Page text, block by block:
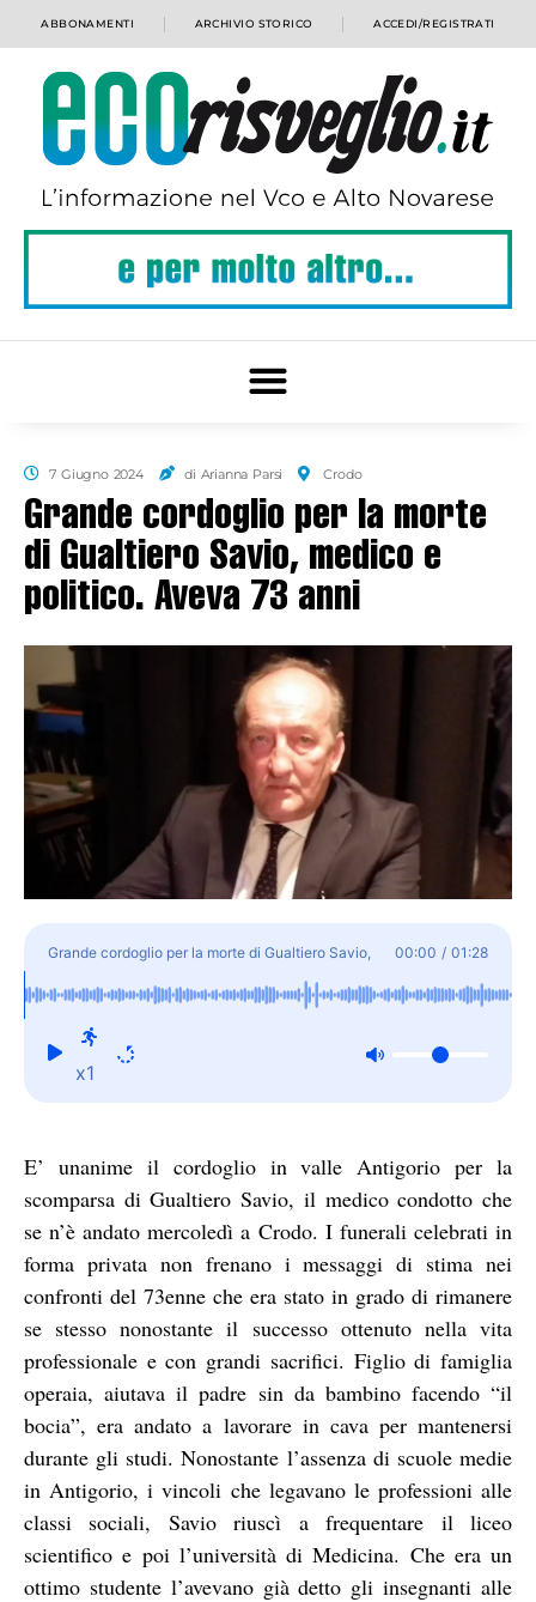
ABBONAMENTI ARCHIVIO STORICO ACCEDI/REGISTRATI
7 Giugno 2024 di Arianna Parsi Crodo
Grande cordoglio per la morte
di Gualtiero Savio, medico e
politico. Aveva 73 anni
Grande cordoglio per la morte di Gualtiero Savio,
medico e politico. Aveva 73 anni
00:00 / 01:28
x1
E’ unanime il cordoglio in valle Antigorio per la
scomparsa di Gualtiero Savio, il medico condotto che
se n’è andato mercoledì a Crodo. I funerali celebrati in
forma privata non frenano i messaggi di stima nei
confronti del 73enne che era stato in grado di rimanere
se stesso nonostante il successo ottenuto nella vita
professionale e con grandi sacrifici. Figlio di famiglia
operaia, aiutava il padre sin da bambino facendo “il
bocia”, era andato a lavorare in cava per mantenersi
durante gli studi. Nonostante l’assenza di scuole medie
in Antigorio, i vincoli che legavano le professioni alle
classi sociali, Savio riuscì a frequentare il liceo
scientifico e poi l’università di Medicina. Che era un
ottimo studente l’avevano già detto gli insegnanti alle